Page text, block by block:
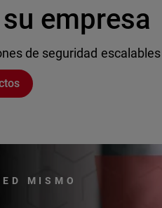
empresa
de seguridad escalables
MISMO